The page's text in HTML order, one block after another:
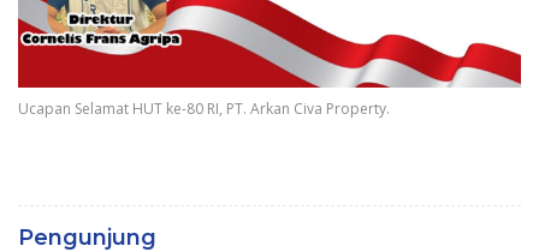
Ucapan Selamat HUT ke-80 RI, PT. Arkan Civa Property.
Pengunjung